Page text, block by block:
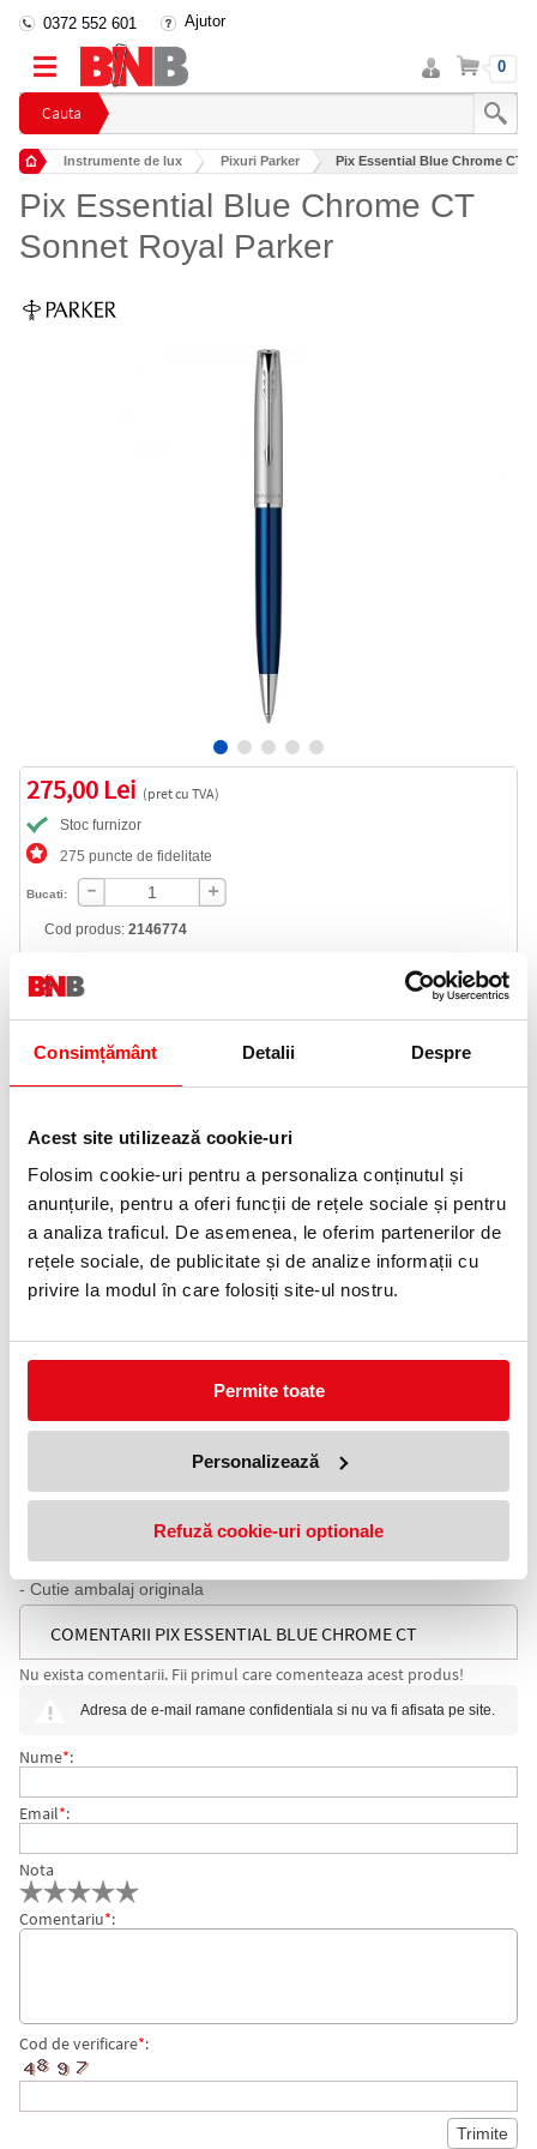
Consimțământ Detalii Despre
Acest site utilizează cookie-uri
Folosim cookie-uri pentru a personaliza conținutul și
anunțurile, pentru a oferi funcții de rețele sociale și pentru
a analiza traficul. De asemenea, le oferim partenerilor de
rețele sociale, de publicitate și de analize informații cu
privire la modul în care folosiți site-ul nostru.
Permite toate
Personalizează
Refuză cookie-uri optionale
Cauta
0372 552 601 Ajutor
Intra
in
cont
Cos 0
Instrumente de lux Pixuri Parker Pix Essential Blue Chrome CT
Pix Essential Blue Chrome CT
Sonnet Royal Parker
275,00 Lei (pret cu TVA)
Stoc furnizor
275 puncte de fidelitate
Bucati:
Cod produs: 2146774
Livrare gratuita
Telefon:
Adauga in wishlist
Gama Sonnet este lansata in anul 1994 si este un remake in
varianta moderna a legendarului Vacumatic din 1933, care
inglobeaza pentru prima data clipul in forma de sageata, o
emblema incontestabila a marcii de peste ocean. Aceasta colectie
face legatura dintre trecut si prezent fiind considerata o veritabila
punte peste timp ce reuseste sa aduca in zilele noastre o farama
din faima si stralucirea casei producatoare de instrumente de
Corp superior din otel inoxidab
Corp inferior din otel inoxidabil lacuit cu multiple straturi de lac
albastru satinat.il satinat.
- Cutie ambalaj originala
COMENTARII PIX ESSENTIAL BLUE CHROME CT
SONNET ROYAL PARKER
Nu exista comentarii. Fii primul care comenteaza acest produs!
Adresa de e-mail ramane confidentiala si nu va fi afisata pe site.
Nume*:
Email*:
Nota
Comentariu*:
Cod de verificare*: